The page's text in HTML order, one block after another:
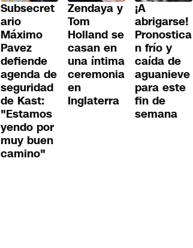
Subsecret
ario
Máximo
Pavez
defiende
agenda de
seguridad
de Kast:
"Estamos
yendo por
muy buen
camino"
Zendaya y
Tom
Holland se
casan en
una íntima
ceremonia
en
Inglaterra
¡A
abrigarse!
Pronostica
n frío y
caída de
aguanieve
para este
fin de
semana